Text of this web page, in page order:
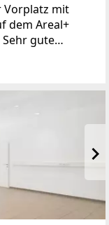
Vorplatz mit
dem Areal+
gute
in